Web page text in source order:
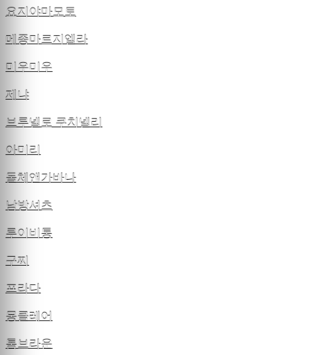
요지야마모토
메종마르지엘라
미우미우
제냐
브루넬로 쿠치넬리
아미리
돌체앤가바나
남방셔츠
루이비통
구찌
프라다
몽클레어
톰브라운